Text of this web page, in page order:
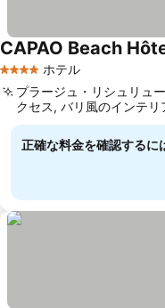
4 ホテルのランク
ホテル
CAPAO Beach
プラージュ・リシュリュ
クセス, バリ風のインテリ
正確な料金を確認するに